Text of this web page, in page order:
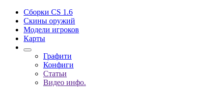
Сборки CS 1.6
Скины оружий
Модели игроков
Карты
Графити
Конфиги
Статьи
Видео инфо.